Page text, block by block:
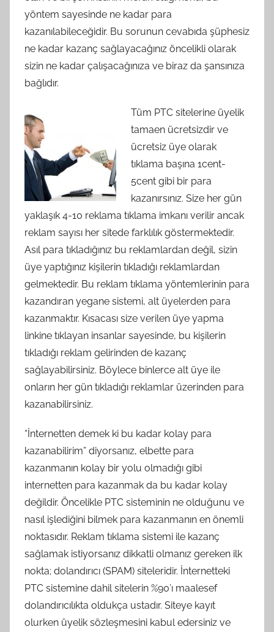
yöntem sayesinde ne kadar para
kazanılabileceğidir. Bu sorunun cevabıda şüphesiz
ne kadar kazanç sağlayacağınız öncelikli olarak
sizin ne kadar çalışacağınıza ve biraz da şansınıza
bağlıdır.
Tüm PTC sitelerine üyelik
tamaen ücretsizdir ve
ücretsiz üye olarak
tıklama başına 1cent-
5cent gibi bir para
kazanırsınız. Size her gün
yaklaşık 4-10 reklama tıklama imkanı verilir ancak
reklam sayısı her sitede farklılık göstermektedir.
Asıl para tıkladığınız bu reklamlardan değil, sizin
üye yaptığınız kişilerin tıkladığı reklamlardan
gelmektedir. Bu reklam tıklama yöntemlerinin para
kazandıran yegane sistemi, alt üyelerden para
kazanmaktır. Kısacası size verilen üye yapma
linkine tıklayan insanlar sayesinde, bu kişilerin
tıkladığı reklam gelirinden de kazanç
sağlayabilirsiniz. Böylece binlerce alt üye ile
onların her gün tıkladığı reklamlar üzerinden para
kazanabilirsiniz.
“İnternetten demek ki bu kadar kolay para
kazanabilirim” diyorsanız, elbette para
kazanmanın kolay bir yolu olmadığı gibi
internetten para kazanmak da bu kadar kolay
değildir. Öncelikle PTC sisteminin ne olduğunu ve
nasıl işlediğini bilmek para kazanmanın en önemli
noktasıdır. Reklam tıklama sistemi ile kazanç
sağlamak istiyorsanız dikkatli olmanız gereken ilk
nokta; dolandırıcı (SPAM) siteleridir. İnternetteki
PTC sistemine dahil sitelerin %90’ı maalesef
dolandırıcılıkta oldukça ustadır. Siteye kayıt
olurken üyelik sözleşmesini kabul edersiniz ve